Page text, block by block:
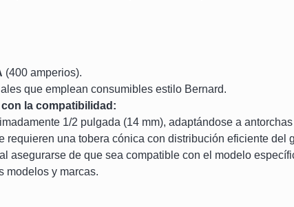
(400 amperios).
que emplean consumibles estilo Bernard.
la compatibilidad:
1/2 pulgada (14 mm), adaptándose a
requieren una tobera cónica con distribución eficiente del
asegurarse de que sea compatible con el modelo
modelos y marcas.